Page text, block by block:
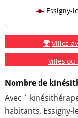
Essigny-
Villes
Villes
Nombre de
Avec 1
habitants, Essigny-